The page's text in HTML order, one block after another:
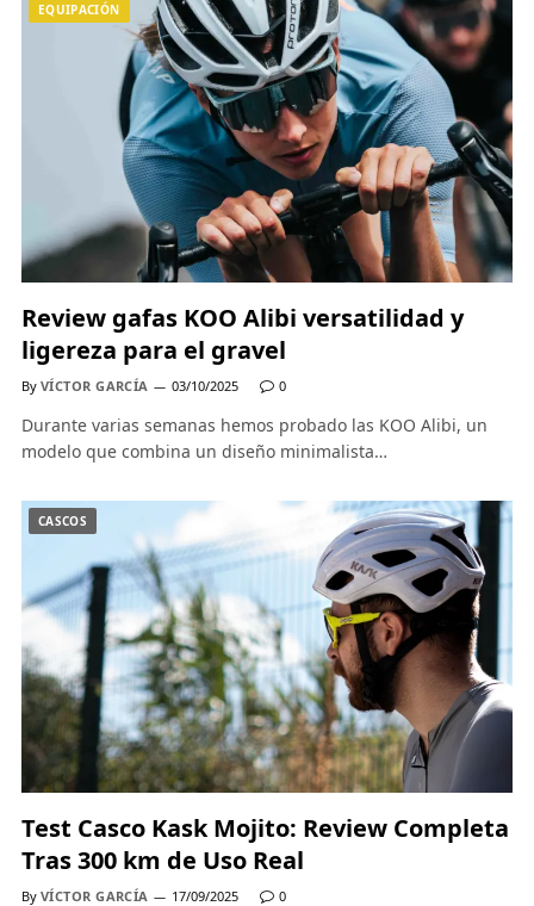
EQUIPACIÓN
Review gafas KOO Alibi versatilidad y
ligereza para el gravel
By VÍCTOR GARCÍA 03/10/2025 0
Durante varias semanas hemos probado las KOO Alibi, un
modelo que combina un diseño minimalista…
CASCOS
Test Casco Kask Mojito: Review Completa
Tras 300 km de Uso Real
By VÍCTOR GARCÍA 17/09/2025 0